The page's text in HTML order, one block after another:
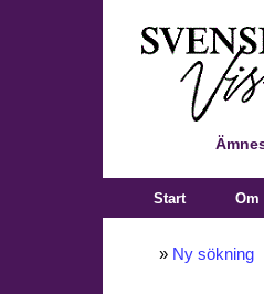
Start Om
» Ny sökning